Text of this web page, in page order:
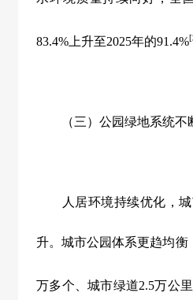
83.4% 上升至2025年的91.4%
（三）公园绿地系统不
人居环境持续优化，城
升。城市公园体系更趋均
万多个、城市绿道2.5万公里